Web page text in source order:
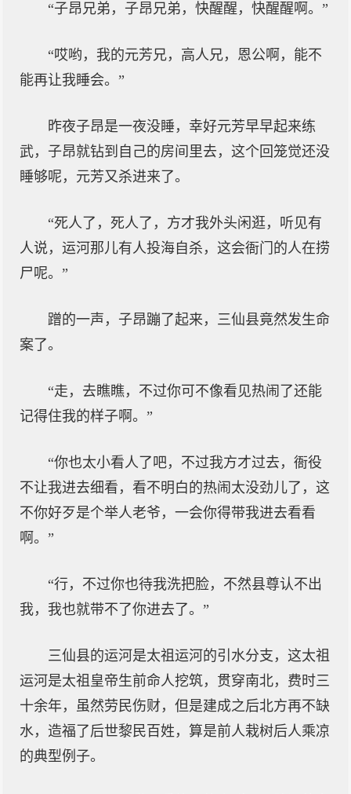
“子昂兄弟，子昂兄弟，快醒醒，快醒醒啊。”
“哎哟，我的元芳兄，高人兄，恩公啊，能不
能再让我睡会。”
昨夜子昂是一夜没睡，幸好元芳早早起来练
武，子昂就钻到自己的房间里去，这个回笼觉还没
睡够呢，元芳又杀进来了。
“死人了，死人了，方才我外头闲逛，听见有
人说，运河那儿有人投海自杀，这会衙门的人在捞
尸呢。”
蹭的一声，子昂蹦了起来，三仙县竟然发生命
案了。
“走，去瞧瞧，不过你可不像看见热闹了还能
记得住我的样子啊。”
“你也太小看人了吧，不过我方才过去，衙役
不让我进去细看，看不明白的热闹太没劲儿了，这
不你好歹是个举人老爷，一会你得带我进去看看
啊。”
“行，不过你也待我洗把脸，不然县尊认不出
我，我也就带不了你进去了。”
三仙县的运河是太祖运河的引水分支，这太祖
运河是太祖皇帝生前命人挖筑，贯穿南北，费时三
十余年，虽然劳民伤财，但是建成之后北方再不缺
水，造福了后世黎民百姓，算是前人栽树后人乘凉
的典型例子。